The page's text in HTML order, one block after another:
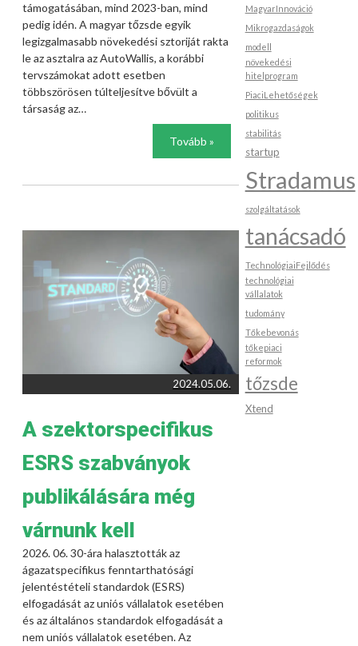
támogatásában, mind 2023-ban, mind
pedig idén. A magyar tőzsde egyik
legizgalmasabb növekedési sztoriját rakta
le az asztalra az AutoWallis, a korábbi
tervszámokat adott esetben
többszörösen túlteljesítve bővült a
társaság az…
Tovább »
2024.05.06.
A szektorspecifikus
ESRS szabványok
publikálására még
várnunk kell
2026. 06. 30-ára halasztották az
ágazatspecifikus fenntarthatósági
jelentéstételi standardok (ESRS)
elfogadását az uniós vállalatok esetében
és az általános standardok elfogadását a
nem uniós vállalatok esetében. Az
MagyarInnováció
Mikrogazdaságok
modell
növekedési
hitelprogram
PiaciLehetőségek
politikus
stabilitás
startup
Stradamus
szolgáltatások
tanácsadó
TechnológiaiFejlődés
technológiai
vállalatok
tudomány
Tőkebevonás
tőkepiaci
reformok
tőzsde
Xtend